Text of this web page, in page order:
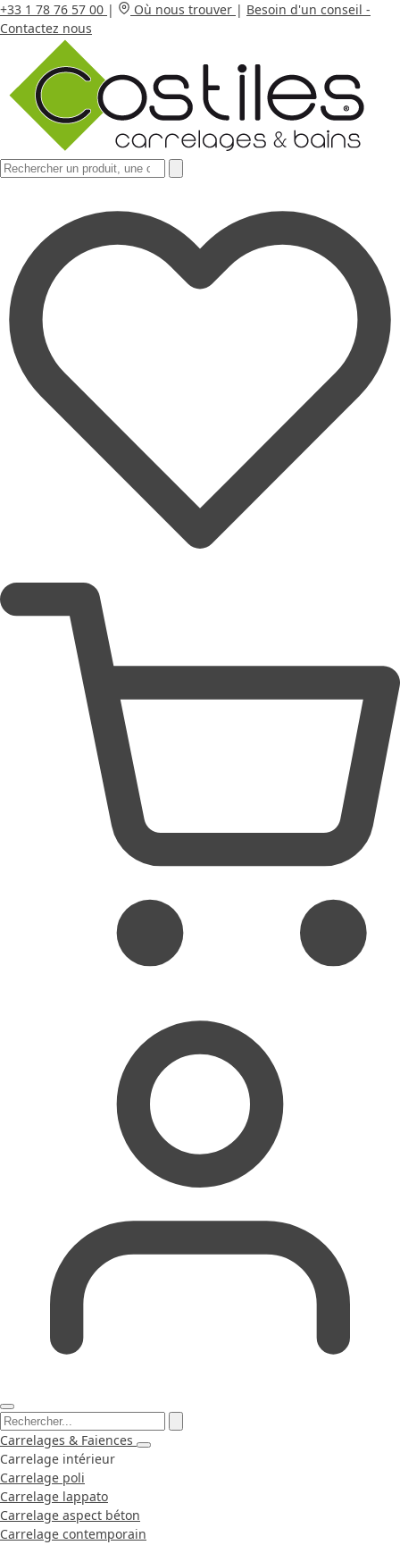
+33 1 78 76 57 00 | Où nous trouver | Besoin d'un conseil -
Contactez nous
Carrelages & Faiences
Carrelage intérieur
Carrelage poli
Carrelage lappato
Carrelage aspect béton
Carrelage contemporain